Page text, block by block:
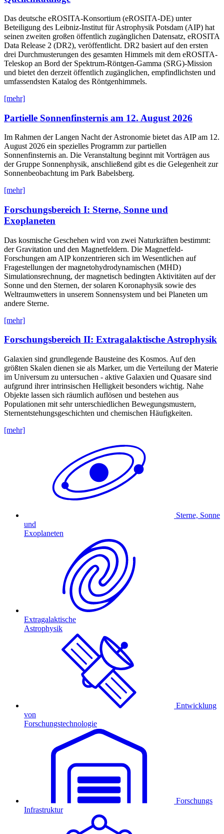
Das deutsche eROSITA-Konsortium (eROSITA-DE) unter
Beteiligung des Leibniz-Institut für Astrophysik Potsdam (AIP) hat
seinen zweiten großen öffentlich zugänglichen Datensatz, eROSITA
Data Release 2 (DR2), veröffentlicht. DR2 basiert auf den ersten
drei Durchmusterungen des gesamten Himmels mit dem eROSITA-
Teleskop an Bord der Spektrum-Röntgen-Gamma (SRG)-Mission
und bietet den derzeit öffentlich zugänglichen, empfindlichsten und
umfassendsten Katalog des Röntgenhimmels.
[mehr]
Partielle Sonnenfinsternis am 12. August 2026
Im Rahmen der Langen Nacht der Astronomie bietet das AIP am 12.
August 2026 ein spezielles Programm zur partiellen
Sonnenfinsternis an. Die Veranstaltung beginnt mit Vorträgen aus
der Gruppe Sonnenphysik, anschließend gibt es die Gelegenheit zur
Sonnenbeobachtung im Park Babelsberg.
[mehr]
Forschungsbereich I: Sterne, Sonne und
Exoplaneten
Das kosmische Geschehen wird von zwei Naturkräften bestimmt:
der Gravitation und den Magnetfeldern. Die Magnetfeld-
Forschungen am AIP konzentrieren sich im Wesentlichen auf
Fragestellungen der magnetohydrodynamischen (MHD)
Simulationsrechnung, der magnetisch bedingten Aktivitäten auf der
Sonne und den Sternen, der solaren Koronaphysik sowie des
Weltraumwetters in unserem Sonnensystem und bei Planeten um
andere Sterne.
[mehr]
Forschungsbereich II: Extragalaktische Astrophysik
Galaxien sind grundlegende Bausteine des Kosmos. Auf den
größten Skalen dienen sie als Marker, um die Verteilung der Materie
im Universum zu untersuchen - aktive Galaxien und Quasare sind
aufgrund ihrer intrinsischen Helligkeit besonders wichtig. Nahe
Objekte lassen sich räumlich auflösen und bestehen aus
Populationen mit sehr unterschiedlichen Bewegungsmustern,
Sternentstehungsgeschichten und chemischen Häufigkeiten.
[mehr]
Sterne, Sonne
und
Exoplaneten
Extragalaktische
Astrophysik
Entwicklung
von
Forschungstechnologie
Forschungs
Infrastruktur